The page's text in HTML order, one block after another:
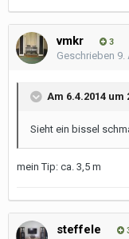
vmkr 3
Geschrieben 9.
Am 6.4.2014
Sieht ein bissel
mein Tip: ca. 3,5 m
steffele